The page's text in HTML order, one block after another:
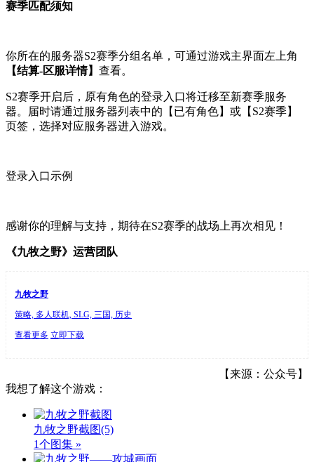
赛季匹配须知
你所在的服务器S2赛季分组名单，可通过游戏主界面左上角
【结算-区服详情】 查看。
S2赛季开启后，原有角色的登录入口将迁移至新赛季服务
器。届时请通过服务器列表中的【已有角色】或【S2赛季】
页签，选择对应服务器进入游戏。
登录入口示例
感谢你的理解与支持，期待在S2赛季的战场上再次相见！
《九牧之野》运营团队
九牧之野
策略, 多人联机, SLG, 三国, 历史
查看更多 立即下载
【来源：公众号】
我想了解这个游戏：
九牧之野截图(5)
1个图集 »